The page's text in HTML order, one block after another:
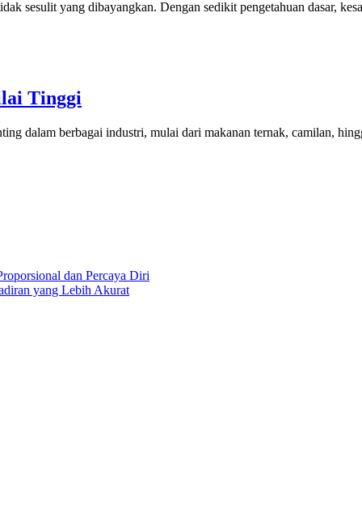
sesulit yang dibayangkan. Dengan sedikit pengetahuan dasar,
Tinggi
dalam berbagai industri, mulai dari makanan ternak, camilan,
dan Percaya Diri
yang Lebih Akurat